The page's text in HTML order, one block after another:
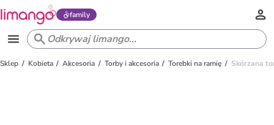
family
Sklep Kobieta Akcesoria Torby i akcesoria Torebki na ramię Skórzana